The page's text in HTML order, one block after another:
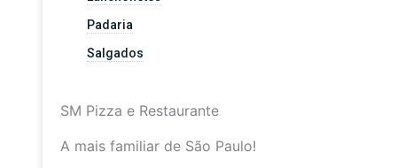
Padaria
Salgados
SM Pizza e Restaurante
A mais familiar de São Paulo!